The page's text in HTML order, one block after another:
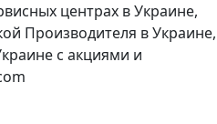
центрах в Украине,
Производителя в Украине,
с акциями и